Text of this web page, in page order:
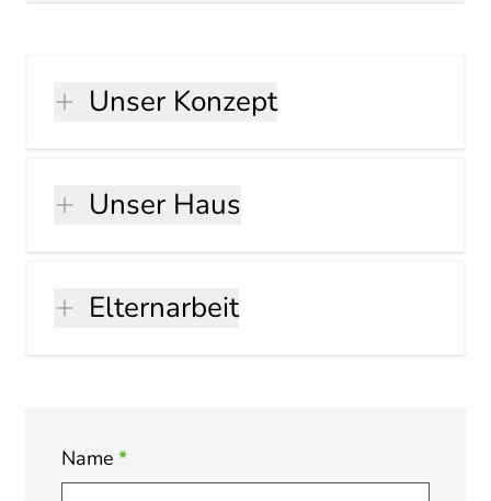
Unser Konzept
Unser Haus
Elternarbeit
Name *